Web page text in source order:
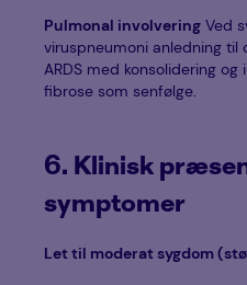
Pulmonal involvering Ved
viruspneumoni anledning
ARDS med konsolidering
fibrose som senfølge.
6. Klinisk
symptomer
Let til moderat sygdom